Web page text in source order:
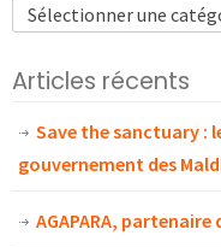
Articles récents
Save the sanctuary :
gouvernement des
AGAPARA,